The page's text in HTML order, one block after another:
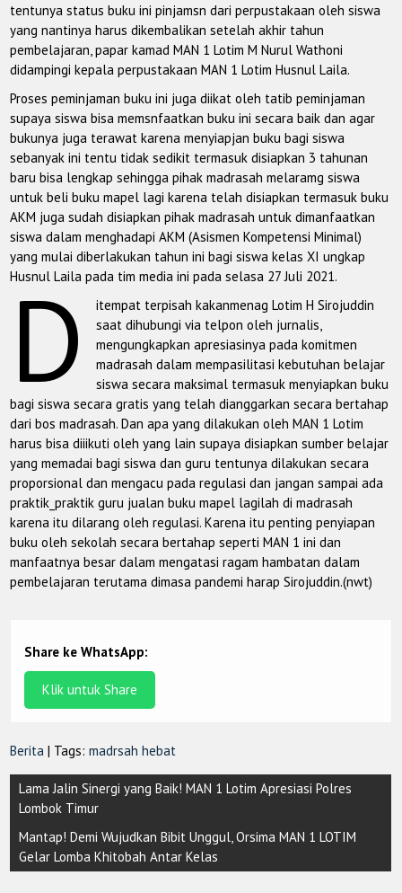
tentunya status buku ini pinjamsn dari perpustakaan oleh siswa
yang nantinya harus dikembalikan setelah akhir tahun
pembelajaran, papar kamad MAN 1 Lotim M Nurul Wathoni
didampingi kepala perpustakaan MAN 1 Lotim Husnul Laila.
Proses peminjaman buku ini juga diikat oleh tatib peminjaman
supaya siswa bisa memsnfaatkan buku ini secara baik dan agar
bukunya juga terawat karena menyiapjan buku bagi siswa
sebanyak ini tentu tidak sedikit termasuk disiapkan 3 tahunan
baru bisa lengkap sehingga pihak madrasah melaramg siswa
untuk beli buku mapel lagi karena telah disiapkan termasuk buku
AKM juga sudah disiapkan pihak madrasah untuk dimanfaatkan
siswa dalam menghadapi AKM (Asismen Kompetensi Minimal)
yang mulai diberlakukan tahun ini bagi siswa kelas XI ungkap
Husnul Laila pada tim media ini pada selasa 27 Juli 2021.
D
itempat terpisah kakanmenag Lotim H Sirojuddin
saat dihubungi via telpon oleh jurnalis,
mengungkapkan apresiasinya pada komitmen
madrasah dalam mempasilitasi kebutuhan belajar
siswa secara maksimal termasuk menyiapkan buku
bagi siswa secara gratis yang telah dianggarkan secara bertahap
dari bos madrasah. Dan apa yang dilakukan oleh MAN 1 Lotim
harus bisa diiikuti oleh yang lain supaya disiapkan sumber belajar
yang memadai bagi siswa dan guru tentunya dilakukan secara
proporsional dan mengacu pada regulasi dan jangan sampai ada
praktik_praktik guru jualan buku mapel lagilah di madrasah
karena itu dilarang oleh regulasi. Karena itu penting penyiapan
buku oleh sekolah secara bertahap seperti MAN 1 ini dan
manfaatnya besar dalam mengatasi ragam hambatan dalam
pembelajaran terutama dimasa pandemi harap Sirojuddin.(nwt)
Share ke WhatsApp:
Klik untuk Share
Berita | Tags:madrsah hebat
Post
navigation
Lama Jalin Sinergi yang Baik! MAN 1 Lotim Apresiasi Polres
Lombok Timur
Mantap! Demi Wujudkan Bibit Unggul, Orsima MAN 1 LOTIM
Gelar Lomba Khitobah Antar Kelas